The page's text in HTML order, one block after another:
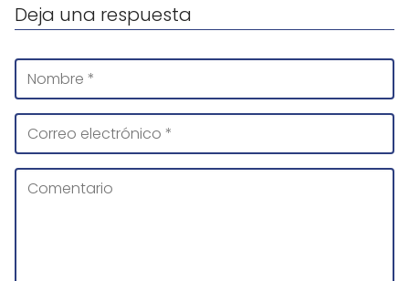
Deja una respuesta